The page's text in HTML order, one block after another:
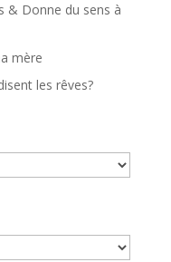
& Donne du sens à
mère
les rêves?